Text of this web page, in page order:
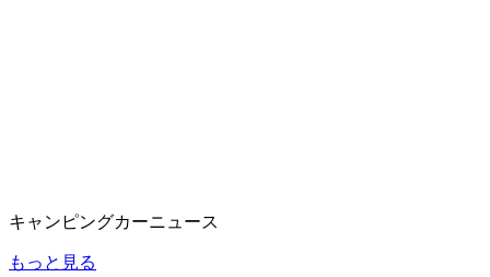
キャンピングカーニュース
もっと見る